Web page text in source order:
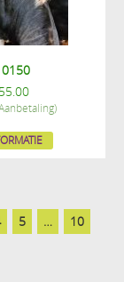
5 …
10